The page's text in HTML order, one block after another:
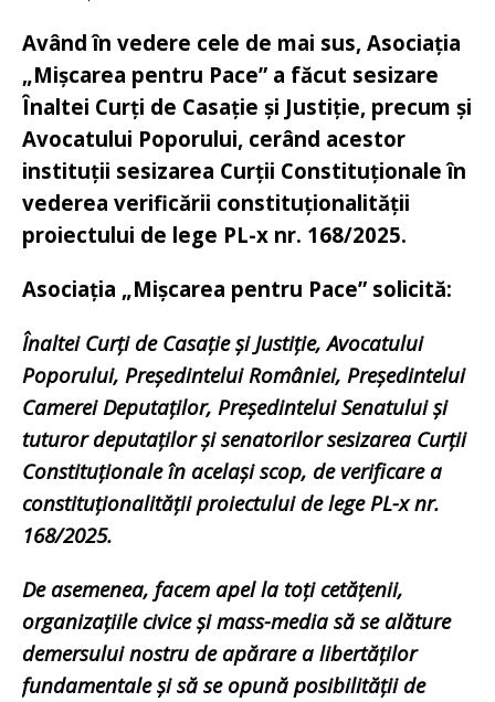
Având în vedere cele de mai sus, Asociația
„Mișcarea pentru Pace” a făcut sesizare
Înaltei Curți de Casație și Justiție, precum și
Avocatului Poporului, cerând acestor
instituții sesizarea Curții Constituționale în
vederea verificării constituționalității
proiectului de lege PL-x nr. 168/2025.
Asociația „Mișcarea pentru Pace” solicită:
Înaltei Curți de Casație și Justiție, Avocatului
Poporului, Președintelui României, Președintelui
Camerei Deputaților, Președintelui Senatului și
tuturor deputaților și senatorilor sesizarea Curții
Constituționale în același scop, de verificare a
constituționalității proiectului de lege PL-x nr.
168/2025.
De asemenea, facem apel la toți cetățenii,
organizațiile civice și mass-media să se alăture
demersului nostru de apărare a libertăților
fundamentale și să se opună posibilității de